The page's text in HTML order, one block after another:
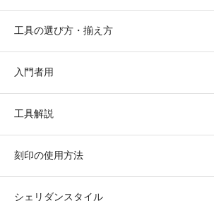
工具の選び方・揃え方
入門者用
工具解説
刻印の使用方法
シェリダンスタイル